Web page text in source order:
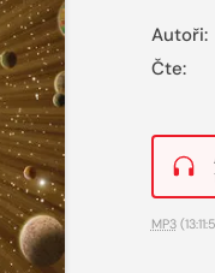
Autoři:
Čte:
MP3